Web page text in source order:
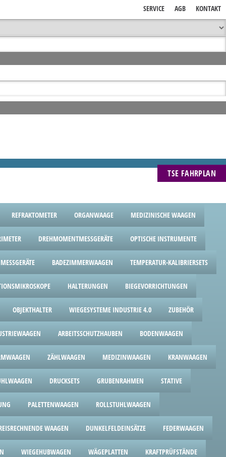
KONTAKT
AGB
SERVICE
TSE FAHRPLAN
REFRAKTOMETER ORGANWAAGE MEDIZINISCHE WAAGEN
DREHMOMENTMESSGERÄTE OPTISCHE INSTRUMENTE
BADEZIMMERWAAGEN TEMPERATUR-KALIBRIERSETS
HALTERUNGEN BIEGEVORRICHTUNGEN
OBJEKTHALTER WIEGESYSTEME INDUSTRIE 4.0 ZUBEHÖR
ARBEITSSCHUTZHAUBEN BODENWAAGEN
ZÄHLWAAGEN MEDIZINWAAGEN KRANWAAGEN
DRUCKSETS GRUBENRAHMEN STATIVE
PALETTENWAAGEN ROLLSTUHLWAAGEN
WAAGEN DUNKELFELDEINSÄTZE FEDERWAAGEN
WIEGEHUBWAGEN WÄGEPLATTEN KRAFTPRÜFSTÄNDE